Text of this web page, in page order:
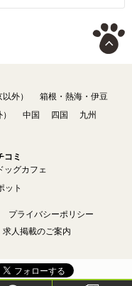
外）
箱根・熱海・伊豆
中国 四国
九州
コミ
ッグカフェ
ット
プライバシーポリシー
求人掲載のご案内